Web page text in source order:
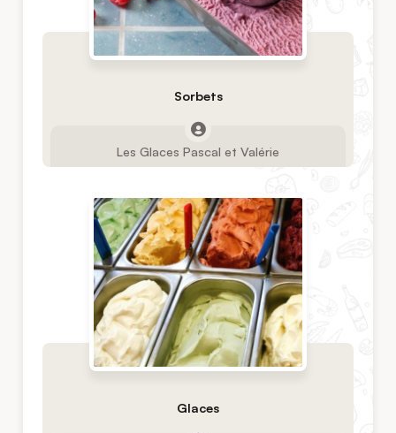
Sorbets
Les Glaces Pascal et Valérie
Glaces